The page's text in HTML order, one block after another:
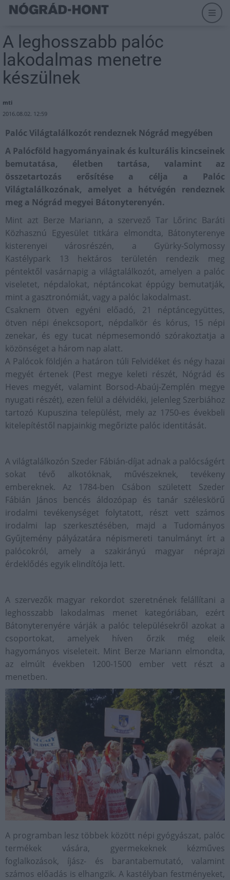
A leghosszabb palóc
lakodalmas menetre
készülnek
mti
2016.08.02. 12:59
Palóc Világtalálkozót rendeznek Nógrád megyében
A Palócföld hagyományainak és kulturális kincseinek
bemutatása, életben tartása, valamint az
összetartozás erősítése a célja a Palóc
Világtalálkozónak, amelyet a hétvégén rendeznek
meg a Nógrád megyei Bátonyterenyén.
Mint azt Berze Mariann, a szervező Tar Lőrinc Baráti
Közhasznú Egyesület titkára elmondta, Bátonyterenye
kisterenyei városrészén, a Gyürky-Solymossy
Kastélypark 13 hektáros területén rendezik meg
péntektől vasárnapig a világtalálkozót, amelyen a palóc
viseletet, népdalokat, néptáncokat éppúgy bemutatják,
mint a gasztronómiát, vagy a palóc lakodalmast.
Csaknem ötven egyéni előadó, 21 néptáncegyüttes,
ötven népi énekcsoport, népdalkör és kórus, 15 népi
zenekar, és egy tucat népmesemondó szórakoztatja a
közönséget a három nap alatt.
A Palócok földjén a határon túli Felvidéket és négy hazai
megyét értenek (Pest megye keleti részét, Nógrád és
Heves megyét, valamint Borsod-Abaúj-Zemplén megye
nyugati részét), ezen felül a délvidéki, jelenleg Szerbiához
tartozó Kupuszina települést, mely az 1750-es évekbeli
kitelepítéstől napjainkig megőrizte palóc identitását.
A világtalálkozón Szeder Fábián-díjat adnak a palócságért
sokat tévő alkotóknak, művészeknek, tevékeny
embereknek. Az 1784-ben Csábon született Szeder
Fábián János bencés áldozópap és tanár széleskörű
irodalmi tevékenységet folytatott, részt vett számos
irodalmi lap szerkesztésében, majd a Tudományos
Gyűjtemény pályázatára népismereti tanulmányt írt a
palócokról, amely a szakirányú magyar néprajzi
érdeklődés egyik elindítója lett.
A szervezők magyar rekordot szeretnének felállítani a
leghosszabb lakodalmas menet kategóriában, ezért
Bátonyterenyére várják a palóc településekről azokat a
csoportokat, amelyek híven őrzik még eleik
hagyományos viseleteit. Mint Berze Mariann elmondta,
az elmúlt években 1200-1500 ember vett részt a
menetben.
A programban lesz többek között népi gyógyászat, palóc
termékek vására, gyermekeknek kézműves
foglalkozások, íjász- és barantabemutató, valamint
számos előadás is elhangzik. A kastélyban festményeket,